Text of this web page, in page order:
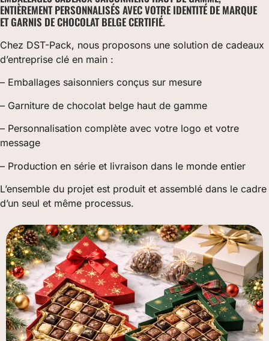
ENTIÈREMENT PERSONNALISÉS AVEC VOTRE IDENTITÉ DE MARQUE
ET GARNIS DE CHOCOLAT BELGE CERTIFIÉ.
Chez DST-Pack, nous proposons une solution de cadeaux
d’entreprise clé en main :
– Emballages saisonniers conçus sur mesure
– Garniture de chocolat belge haut de gamme
– Personnalisation complète avec votre logo et votre
message
– Production en série et livraison dans le monde entier
L’ensemble du projet est produit et assemblé dans le cadre
d’un seul et même processus.